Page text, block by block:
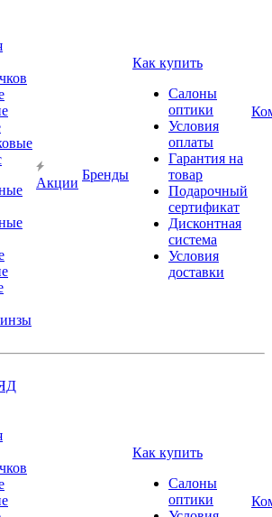
Акции
Бренды
Как купить
Салоны
оптики
Условия
оплаты
Гарантия на
товар
Подарочный
сертификат
Дисконтная
система
Условия
доставки
Как купить
Салоны
оптики